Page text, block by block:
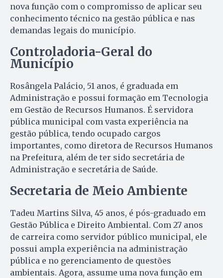
nova função com o compromisso de aplicar seu
conhecimento técnico na gestão pública e nas
demandas legais do município.
Controladoria-Geral do
Município
Rosângela Palácio, 51 anos, é graduada em
Administração e possui formação em Tecnologia
em Gestão de Recursos Humanos. É servidora
pública municipal com vasta experiência na
gestão pública, tendo ocupado cargos
importantes, como diretora de Recursos Humanos
na Prefeitura, além de ter sido secretária de
Administração e secretária de Saúde.
Secretaria de Meio Ambiente
Tadeu Martins Silva, 45 anos, é pós-graduado em
Gestão Pública e Direito Ambiental. Com 27 anos
de carreira como servidor público municipal, ele
possui ampla experiência na administração
pública e no gerenciamento de questões
ambientais. Agora, assume uma nova função em